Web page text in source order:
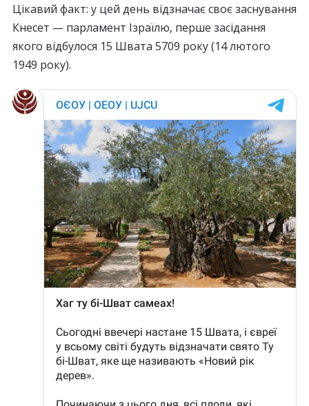
Цікавий факт: у цей день відзначає своє заснування
Кнесет — парламент Ізраїлю, перше засідання
якого відбулося 15 Швата 5709 року (14 лютого
1949 року).